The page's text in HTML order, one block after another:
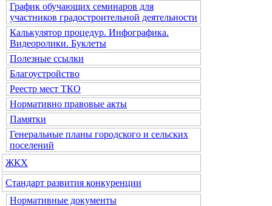
График обучающих семинаров для
участников градостроительной деятельности
Калькулятор процедур. Инфографика.
Видеоролики. Буклеты
Полезные ссылки
Благоустройство
Реестр мест ТКО
Нормативно правовые акты
Памятки
Генеральные планы городского и сельских
поселений
ЖКХ
Стандарт развития конкуренции
Нормативные документы